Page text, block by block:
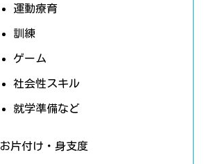
運動療育
訓練
ゲーム
社会性スキル
就学準備など
お片付け・身支度